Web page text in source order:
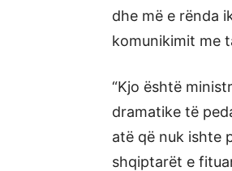
dhe më e rënda
komunikimit me
“Kjo është
dramatike të
atë që nuk ishte
shqiptarët e